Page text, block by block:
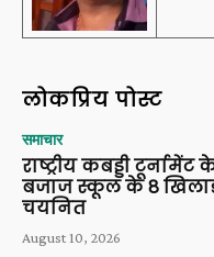
लोकप्रिय पोस्ट
समाचार
राष्ट्रीय कबड्डी टूर्नामेंट
बजाज स्कूल के 8
चयनित
August 10, 2026